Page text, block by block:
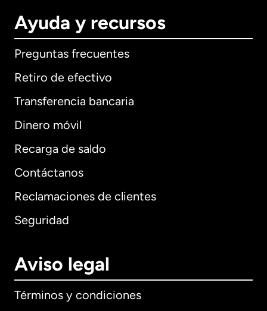
Ayuda y recursos
Preguntas frecuentes
Retiro de efectivo
Transferencia bancaria
Dinero móvil
Recarga de saldo
Contáctanos
Reclamaciones de clientes
Seguridad
Aviso legal
Términos y condiciones